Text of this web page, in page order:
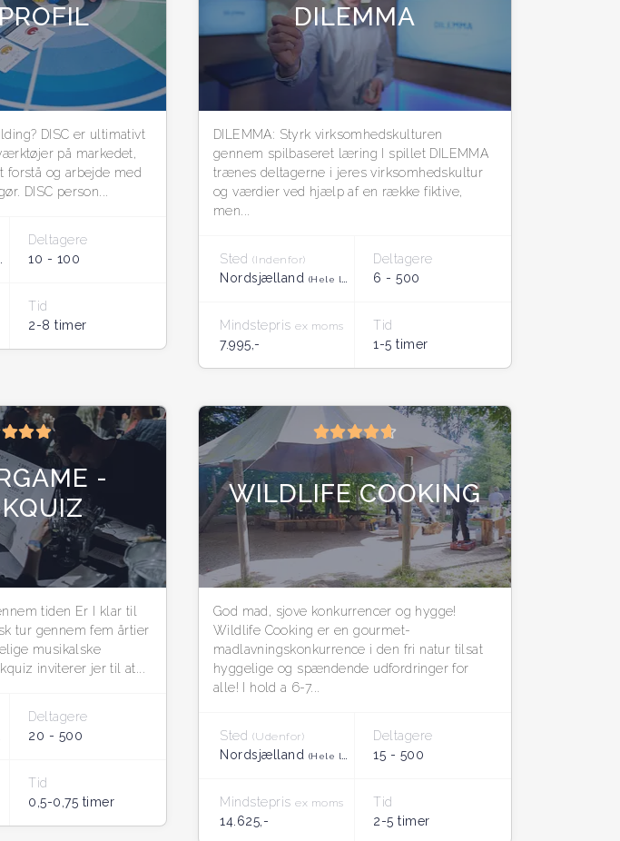
DISC er ultimativt
på markedet,
forstå og arbejde med
DISC person...
Deltagere
10 - 100
Tid
2-8 timer
DILEMMA
DILEMMA: Styrk virksomhedskulturen
gennem spilbaseret læring I spillet DILEMMA
trænes deltagerne i jeres virksomhedskultur
og værdier ved hjælp af en række fiktive,
men...
Sted (Indenfor)
Nordsjælland (Hele landet)
Deltagere
6 - 500
Mindstepris ex moms
7.995,-
Tid
1-5 timer
-
tiden Er I klar til
tur gennem fem årtier
musikalske
inviterer jer til at...
Deltagere
20 - 500
Tid
0,5-0,75 timer
WILDLIFE COOKING
God mad, sjove konkurrencer og hygge!
Wildlife Cooking er en gourmet-
madlavningskonkurrence i den fri natur tilsat
hyggelige og spændende udfordringer for
alle! I hold a 6-7...
Sted (Udenfor)
Nordsjælland (Hele landet)
Deltagere
15 - 500
Mindstepris ex moms
14.625,-
Tid
2-5 timer